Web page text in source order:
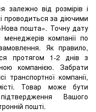
залежно від розмірів і
проводиться за діючими
пошта». Точну дату
компанії по
Як правило,
протягом 1-2 днів з
компанією. Забрати
компанії,
Товар може бути
Вашого
пошті.